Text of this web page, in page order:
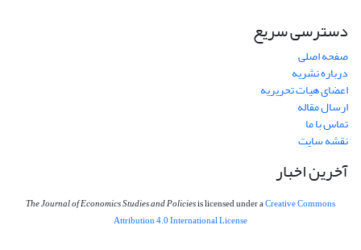
دسترسی سریع
صفحه اصلی
درباره نشریه
اعضای هیات تحریریه
ارسال مقاله
تماس با ما
نقشه سایت
آخرین اخبار
The Journal of Economics Studies and Policiesis licensed under aCreative Commons
Attribution 4.0 International License